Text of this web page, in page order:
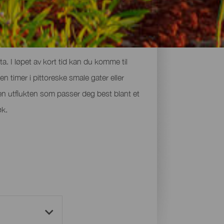
I løpet av kort tid kan du komme til
timer i pittoreske smale gater eller
utflukten som passer deg best blant et